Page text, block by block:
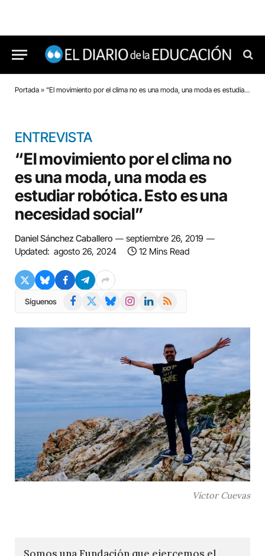
Portada » “El movimiento por el clima no es una moda, una moda es estudiar robótica. Esto es una necesidad social”
ENTREVISTA
“El movimiento por el clima no
es una moda, una moda es
estudiar robótica. Esto es una
necesidad social”
Daniel Sánchez Caballero
septiembre 26, 2019
Updated: agosto 26, 2024 12 Mins Read
Síguenos Facebook BlueskyInstagramLinkedIn
RSS
Víctor Cuevas